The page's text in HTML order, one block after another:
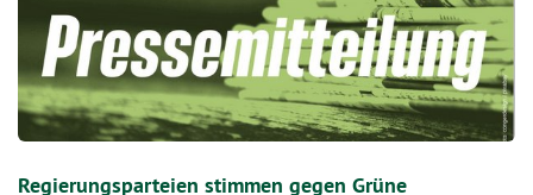
Regierungsparteien stimmen gegen Grüne